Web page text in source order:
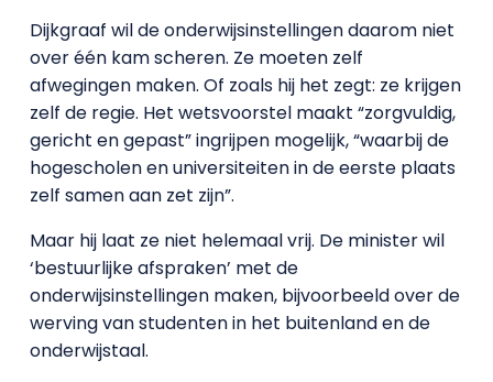
Dijkgraaf wil de onderwijsinstellingen daarom niet
over één kam scheren. Ze moeten zelf
afwegingen maken. Of zoals hij het zegt: ze krijgen
zelf de regie. Het wetsvoorstel maakt “zorgvuldig,
gericht en gepast” ingrijpen mogelijk, “waarbij de
hogescholen en universiteiten in de eerste plaats
zelf samen aan zet zijn”.
Maar hij laat ze niet helemaal vrij. De minister wil
‘bestuurlijke afspraken’ met de
onderwijsinstellingen maken, bijvoorbeeld over de
werving van studenten in het buitenland en de
onderwijstaal.